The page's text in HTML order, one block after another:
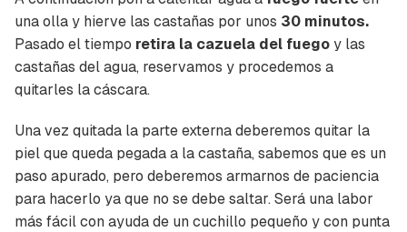
una olla y hierve las castañas por unos 30 minutos.
Pasado el tiempo retira la cazuela del fuegoy las
castañas del agua, reservamos y procedemos a
quitarles la cáscara.
Una vez quitada la parte externa deberemos quitar la
piel que queda pegada a la castaña, sabemos que es un
paso apurado, pero deberemos armarnos de paciencia
para hacerlo ya que no se debe saltar. Será una labor
más fácil con ayuda de un cuchillo pequeño y con punta